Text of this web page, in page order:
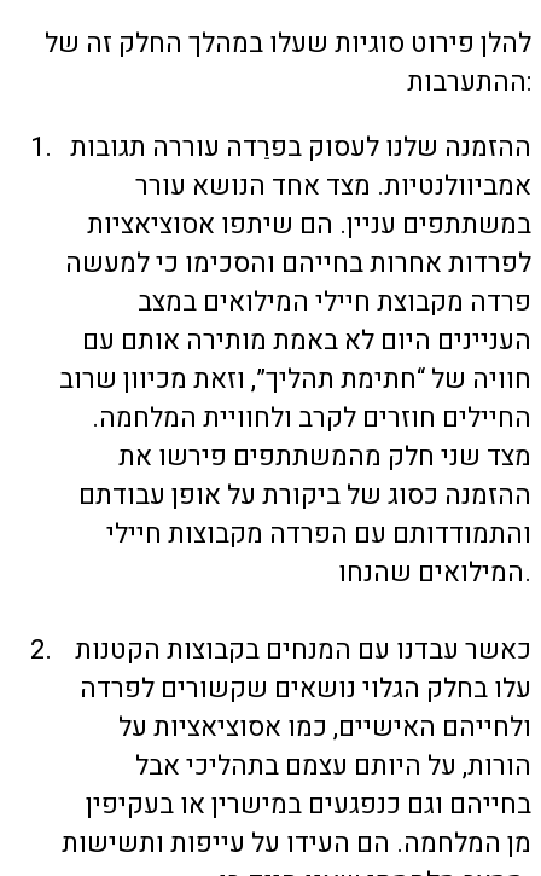
להלן פירוט סוגיות שעלו במהלך החלק זה של
ההתערבות:
ההזמנה שלנו לעסוק בפרֵדה עוררה תגובות
אמביוולנטיות. מצד אחד הנושא עורר
במשתתפים עניין. הם שיתפו אסוציאציות
לפרדות אחרות בחייהם והסכימו כי למעשה
פרדה מקבוצת חיילי המילואים במצב
העניינים היום לא באמת מותירה אותם עם
חוויה של “חתימת תהליך”, וזאת מכיוון שרוב
החיילים חוזרים לקרב ולחוויית המלחמה.
מצד שני חלק מהמשתתפים פירשו את
ההזמנה כסוג של ביקורת על אופן עבודתם
והתמודדותם עם הפרדה מקבוצות חיילי
המילואים שהנחו.
כאשר עבדנו עם המנחים בקבוצות הקטנות
עלו בחלק הגלוי נושאים שקשורים לפרדה
ולחייהם האישיים, כמו אסוציאציות על
הורות, על היותם עצמם בתהליכי אבל
בחייהם וגם כנפגעים במישרין או בעקיפין
מן המלחמה. הם העידו על עייפות ותשישות